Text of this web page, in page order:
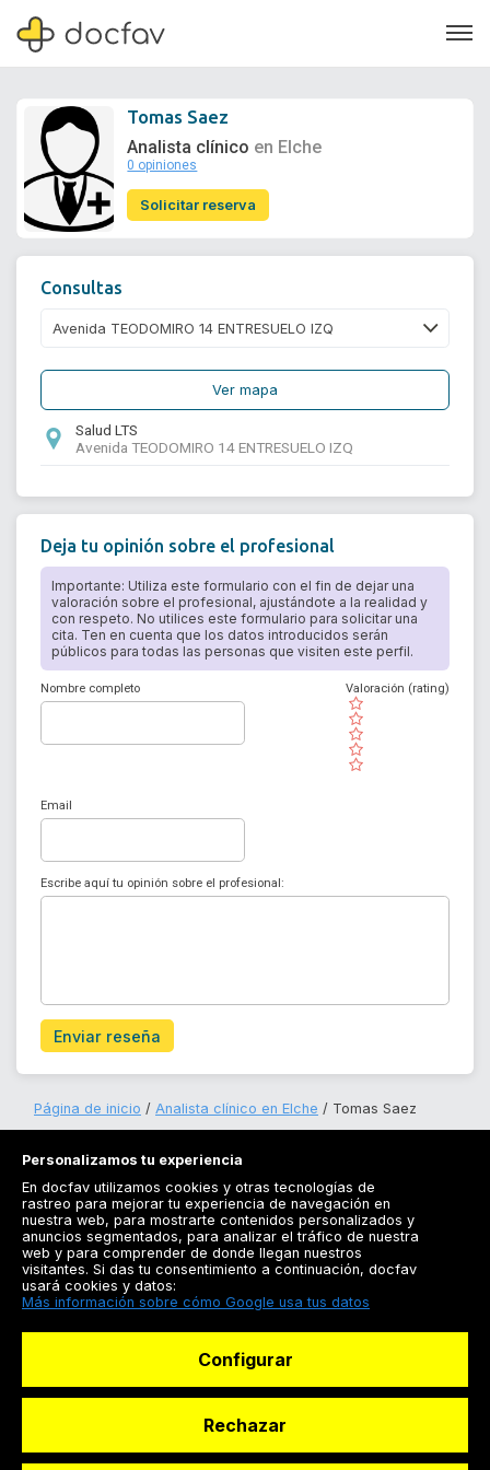
Soporte
Tomas Saez
Analista clínico en Elche
0 opiniones
Solicitar reserva
Consultas
Ver mapa
Salud LTS
Avenida TEODOMIRO 14 ENTRESUELO IZQ
Deja tu opinión sobre el profesional
Importante: Utiliza este formulario con el fin de dejar una
valoración sobre el profesional, ajustándote a la realidad y
con respeto. No utilices este formulario para solicitar una
cita. Ten en cuenta que los datos introducidos serán
públicos para todas las personas que visiten este perfil.
Nombre completo
( )
( )
( )
( )
( )
Valoración (rating)
Email
Escribe aquí tu opinión sobre el profesional:
Enviar reseña
Página de inicio Analista clínico en Elche Tomas Saez
Registrarse
Docfav
Personalizamos tu experiencia
En docfav utilizamos cookies y otras tecnologías de
rastreo para mejorar tu experiencia de navegación en
nuestra web, para mostrarte contenidos personalizados y
anuncios segmentados, para analizar el tráfico de nuestra
web y para comprender de donde llegan nuestros
visitantes. Si das tu consentimiento a continuación, docfav
usará cookies y datos:
Más información sobre cómo Google usa tus datos
Configurar
Rechazar